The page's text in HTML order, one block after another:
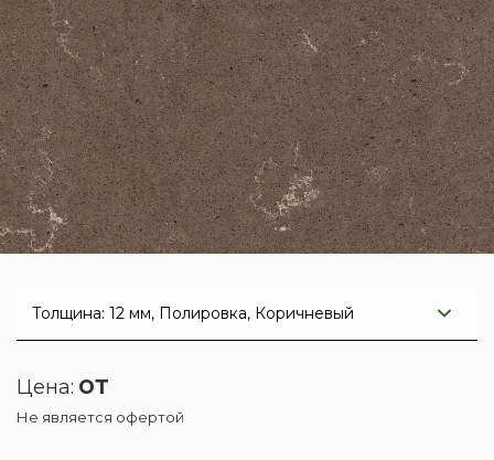
Цена: от
Не является офертой